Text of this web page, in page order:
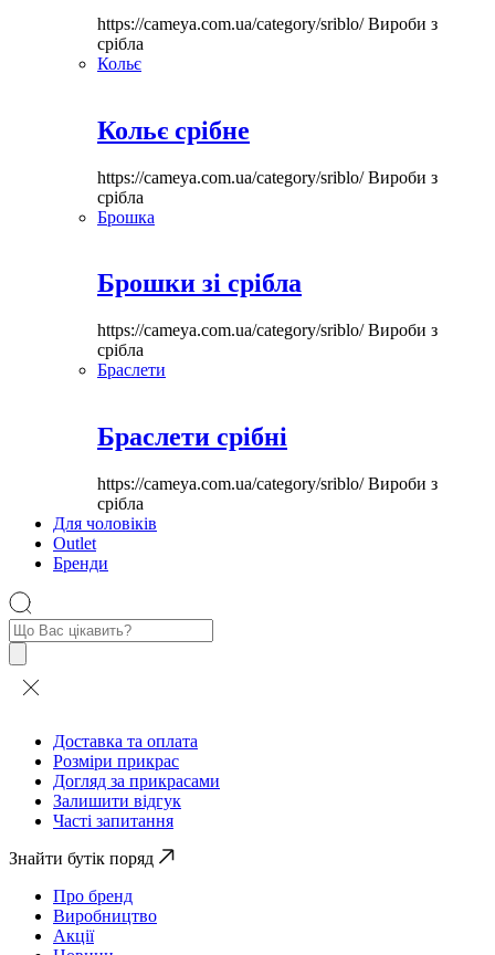
https://cameya.com.ua/category/sriblo/Вироби з
срібла
Кольє
Кольє срібне
https://cameya.com.ua/category/sriblo/Вироби з
срібла
Брошка
Брошки зі срібла
https://cameya.com.ua/category/sriblo/Вироби з
срібла
Браслети
Браслети срібні
https://cameya.com.ua/category/sriblo/Вироби з
срібла
Для чоловіків
Outlet
Бренди
Пошук
товарів
Доставка та оплата
Розміри прикрас
Догляд за прикрасами
Залишити відгук
Часті запитання
Знайти бутік поряд
Про бренд
Виробництво
Акції